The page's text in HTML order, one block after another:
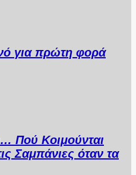
για πρώτη φορά
Πού Κοιμούνται
Σαμπάνιες όταν τα